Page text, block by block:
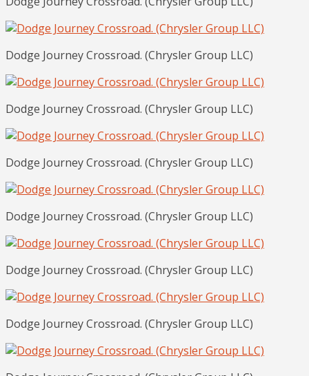
Dodge Journey Crossroad. (Chrysler Group LLC)
Dodge Journey Crossroad. (Chrysler Group LLC)
Dodge Journey Crossroad. (Chrysler Group LLC)
Dodge Journey Crossroad. (Chrysler Group LLC)
Dodge Journey Crossroad. (Chrysler Group LLC)
Dodge Journey Crossroad. (Chrysler Group LLC)